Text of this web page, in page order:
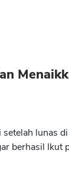
lunas
berhasil Ikut